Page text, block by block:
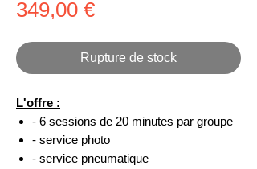
349,00 €Prix
Rupture de stock
L'offre :
- 6 sessions de 20 minutes par groupe
- service photo
- service pneumatique